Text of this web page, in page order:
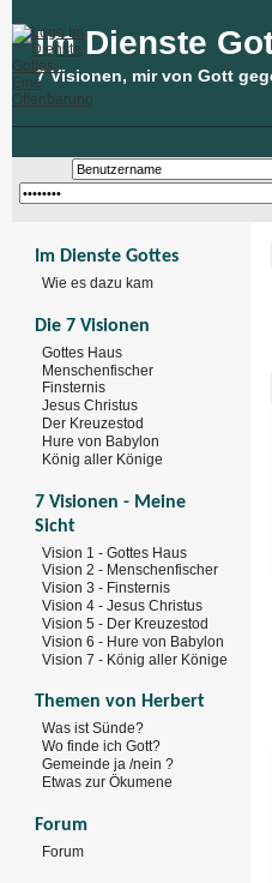
Im Dienste
7 Visionen, mir von Gott
Im Dienste Gottes
Wie es dazu kam
Die 7 Visionen
Gottes Haus
Menschenfischer
Finsternis
Jesus Christus
Der Kreuzestod
Hure von Babylon
König aller Könige
7 Visionen - Meine
Sicht
Vision 1 - Gottes Haus
Vision 2 - Menschenfischer
Vision 3 - Finsternis
Vision 4 - Jesus Christus
Vision 5 - Der Kreuzestod
Vision 6 - Hure von Babylon
Vision 7 - König aller Könige
Themen von Herbert
Was ist Sünde?
Wo finde ich Gott?
Gemeinde ja /nein ?
Etwas zur Ökumene
Forum
Forum